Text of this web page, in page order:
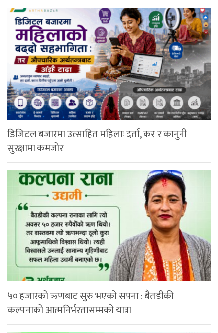
डिजिटल बजारमा उत्साहित महिलाः दर्ता, कर र कानुनी
सुरक्षामा कमजोर
५० हजारको ऋणबाट सुरु भएको सपना : बैतडीकी
कल्पनाको आत्मनिर्भरतासम्मको यात्रा